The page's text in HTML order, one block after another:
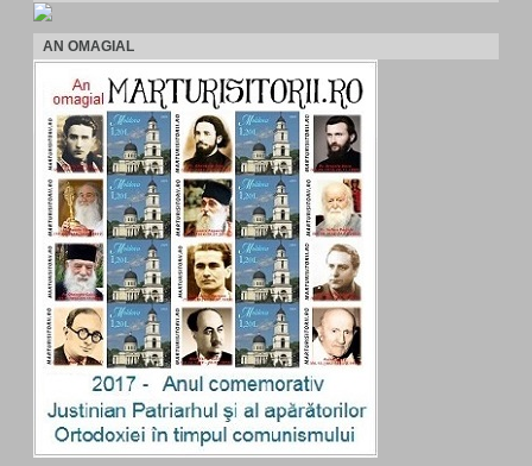
AN OMAGIAL